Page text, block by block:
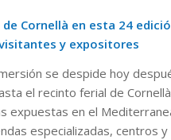
Cornellà en esta 24
y expositores
se despide hoy
el recinto ferial de
expuestas en el
especializadas, centros